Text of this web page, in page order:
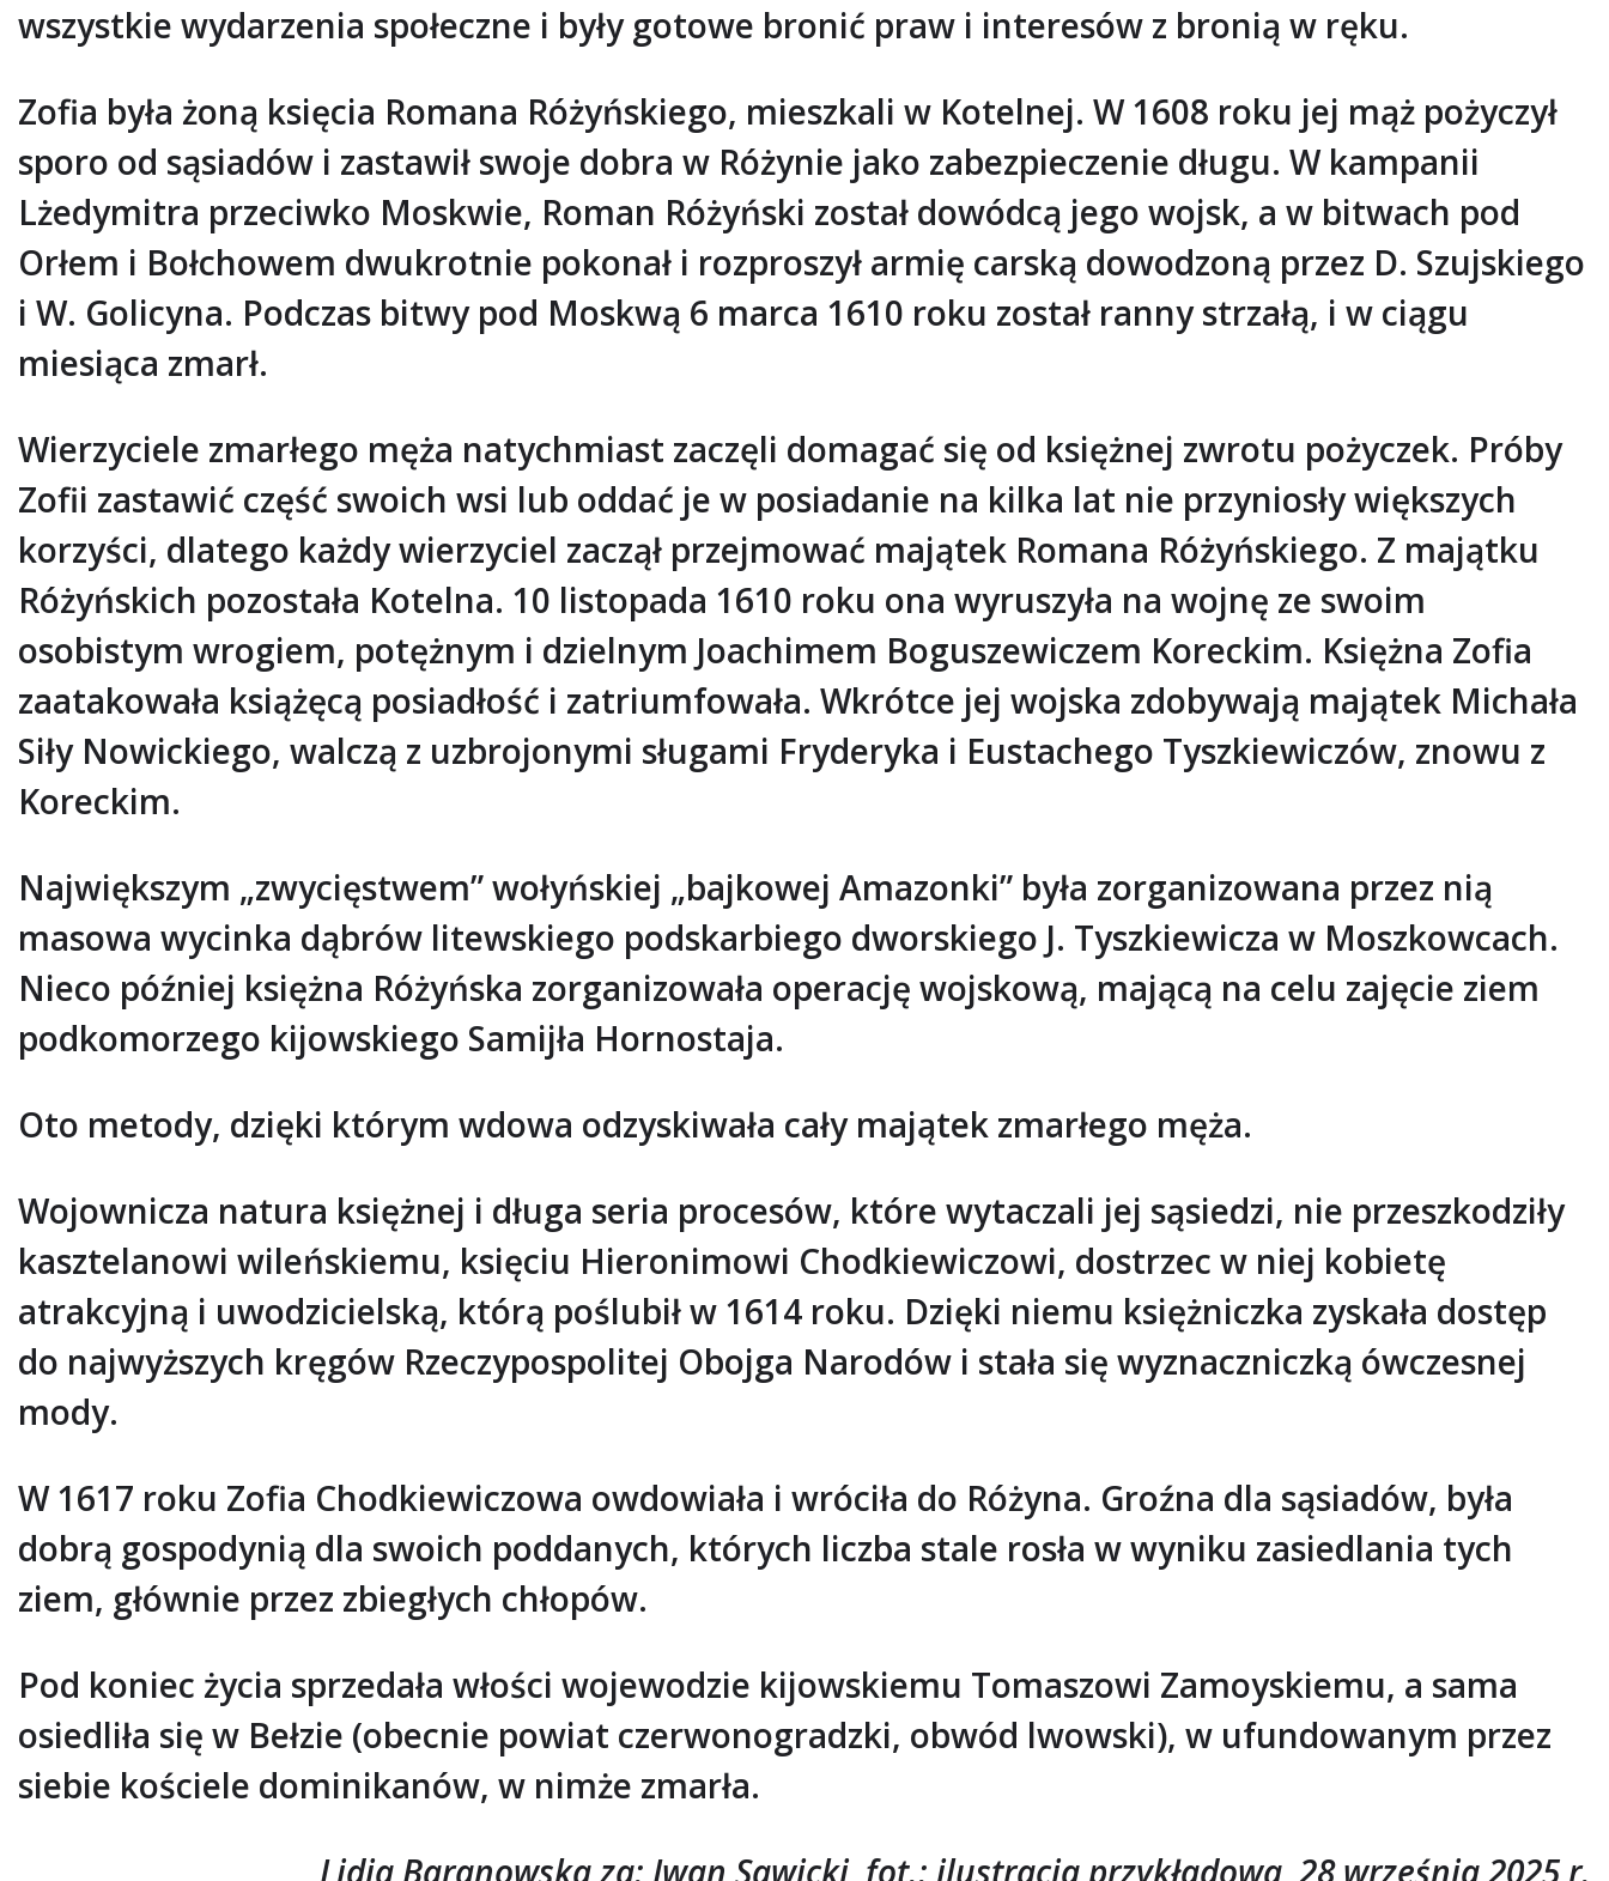
wszystkie wydarzenia społeczne i były gotowe bronić praw i interesów z bronią w ręku.
Zofia była żoną księcia Romana Różyńskiego, mieszkali w Kotelnej. W 1608 roku jej mąż pożyczył
sporo od sąsiadów i zastawił swoje dobra w Różynie jako zabezpieczenie długu. W kampanii
Lżedymitra przeciwko Moskwie, Roman Różyński został dowódcą jego wojsk, a w bitwach pod
Orłem i Bołchowem dwukrotnie pokonał i rozproszył armię carską dowodzoną przez D. Szujskiego
i W. Golicyna. Podczas bitwy pod Moskwą 6 marca 1610 roku został ranny strzałą, i w ciągu
miesiąca zmarł.
Wierzyciele zmarłego męża natychmiast zaczęli domagać się od księżnej zwrotu pożyczek. Próby
Zofii zastawić część swoich wsi lub oddać je w posiadanie na kilka lat nie przyniosły większych
korzyści, dlatego każdy wierzyciel zaczął przejmować majątek Romana Różyńskiego. Z majątku
Różyńskich pozostała Kotelna. 10 listopada 1610 roku ona wyruszyła na wojnę ze swoim
osobistym wrogiem, potężnym i dzielnym Joachimem Boguszewiczem Koreckim. Księżna Zofia
zaatakowała książęcą posiadłość i zatriumfowała. Wkrótce jej wojska zdobywają majątek Michała
Siły Nowickiego, walczą z uzbrojonymi sługami Fryderyka i Eustachego Tyszkiewiczów, znowu z
Koreckim.
Największym „zwycięstwem” wołyńskiej „bajkowej Amazonki” była zorganizowana przez nią
masowa wycinka dąbrów litewskiego podskarbiego dworskiego J. Tyszkiewicza w Moszkowcach.
Nieco później księżna Różyńska zorganizowała operację wojskową, mającą na celu zajęcie ziem
podkomorzego kijowskiego Samijła Hornostaja.
Oto metody, dzięki którym wdowa odzyskiwała cały majątek zmarłego męża.
Wojownicza natura księżnej i długa seria procesów, które wytaczali jej sąsiedzi, nie przeszkodziły
kasztelanowi wileńskiemu, księciu Hieronimowi Chodkiewiczowi, dostrzec w niej kobietę
atrakcyjną i uwodzicielską, którą poślubił w 1614 roku. Dzięki niemu księżniczka zyskała dostęp
do najwyższych kręgów Rzeczypospolitej Obojga Narodów i stała się wyznaczniczką ówczesnej
mody.
W 1617 roku Zofia Chodkiewiczowa owdowiała i wróciła do Różyna. Groźna dla sąsiadów, była
dobrą gospodynią dla swoich poddanych, których liczba stale rosła w wyniku zasiedlania tych
ziem, głównie przez zbiegłych chłopów.
Pod koniec życia sprzedała włości wojewodzie kijowskiemu Tomaszowi Zamoyskiemu, a sama
osiedliła się w Bełzie (obecnie powiat czerwonogradzki, obwód lwowski), w ufundowanym przez
siebie kościele dominikanów, w nimże zmarła.
Lidia Baranowska za: Iwan Sawicki, fot.: ilustracja przykładowa, 28 września 2025 r.